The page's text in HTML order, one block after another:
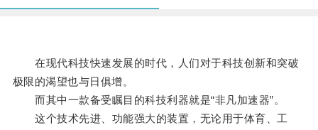
在现代科技快速发展的时代，人们对于科技创新和突破
极限的渴望也与日俱增。
而其中一款备受瞩目的科技利器就是“非凡加速器”。
这个技术先进、功能强大的装置，无论用于体育、工